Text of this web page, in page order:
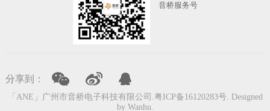
上一页 下一页
音桥服务号
分享到：
「ANE」广州市音桥电子科技有限公司.粤ICP备16120283号. Designed
by Wanhu.